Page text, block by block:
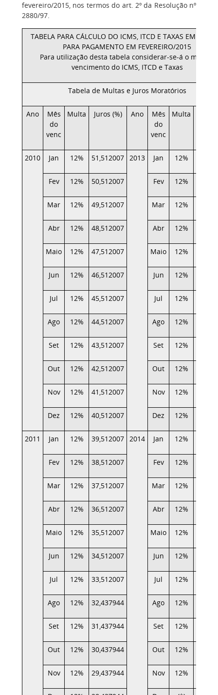
fevereiro/2015, nos termos do art. 2º da Resolução nº
2880/97.
TABELA PARA CÁLCULO DO ICMS, ITCD E TAXAS EM
PARA PAGAMENTO EM FEVEREIRO/2015
Para utilização desta tabela considerar-se-á o mês de
vencimento do ICMS, ITCD e Taxas
Tabela de Multas e Juros Moratórios
Ano
Mês
do
venc
Multa Juros (%) Ano
Mês
do
venc
Multa
2010 Jan 12% 51,512007 2013 Jan 12%
Fev 12% 50,512007 Fev 12%
Mar 12% 49,512007 Mar 12%
Abr 12% 48,512007 Abr 12%
Maio 12% 47,512007 Maio 12%
Jun 12% 46,512007 Jun 12%
Jul 12% 45,512007 Jul 12%
Ago 12% 44,512007 Ago 12%
Set 12% 43,512007 Set 12%
Out 12% 42,512007 Out 12%
Nov 12% 41,512007 Nov 12%
Dez 12% 40,512007 Dez 12%
2011 Jan 12% 39,512007 2014 Jan 12%
Fev 12% 38,512007 Fev 12%
Mar 12% 37,512007 Mar 12%
Abr 12% 36,512007 Abr 12%
Maio 12% 35,512007 Maio 12%
Jun 12% 34,512007 Jun 12%
Jul 12% 33,512007 Jul 12%
Ago 12% 32,437944 Ago 12%
Set 12% 31,437944 Set 12%
Out 12% 30,437944 Out 12%
Nov 12% 29,437944 Nov 12%